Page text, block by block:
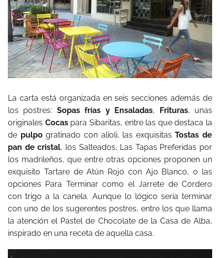
La carta está organizada en seis secciones además de
los postres: Sopas frías y Ensaladas, Frituras, unas
originales Cocas para Sibaritas, entre las que destaca la
de pulpogratinado con alioli, las exquisitasTostas de
pan de cristal, los Salteados, Las Tapas Preferidas por
los madrileños, que entre otras opciones proponen un
exquisito Tartare de Atún Rojo con Ajo Blanco, o las
opciones Para Terminar como el Jarrete de Cordero
con trigo a la canela. Aunque lo lógico sería terminar
con uno de los sugerentes postres, entre los que llama
la atención el Pastel de Chocolate de la Casa de Alba,
inspirado en una receta de aquella casa.